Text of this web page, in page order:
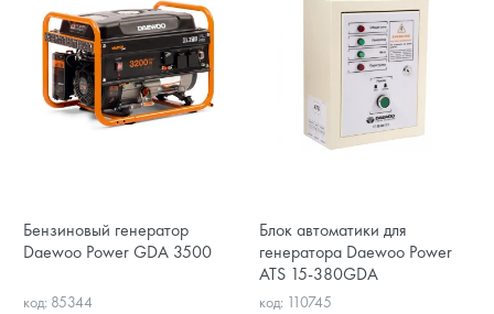
Бензиновый генератор
Daewoo Power GDA 3500
код: 85344
Блок автоматики для
генератора Daewoo Power
ATS 15-380GDA
код: 110745